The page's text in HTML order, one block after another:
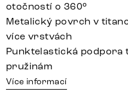
otočností o 360°
Metalický povrch v
více vrstvách
Punktelastická podpora
pružinám
Více informací